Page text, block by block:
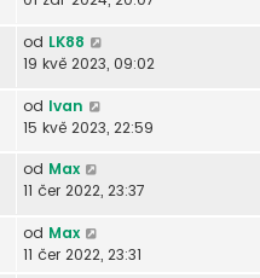
od LK88
19 kvě 2023, 09:02
od Ivan
15 kvě 2023, 22:59
od Max
11 čer 2022, 23:37
od Max
11 čer 2022, 23:31